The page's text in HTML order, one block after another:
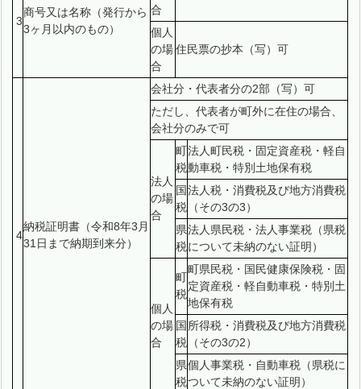
3
商号又は名称（発行から
3ヶ月以内のもの）
合
個人
の場
合
住民票の抄本（写）可
4
納税証明書（令和8年3月
31日まで納期到来分）
会社分・代表者分の2部（写）可
ただし、代表者が町外に在住の場合、
会社分のみで可
法人
の場
合
町
税
法人町民税・固定資産税・軽自
動車税・特別土地保有税
国
税
法人税・消費税及び地方消費税
（その3の3）
県
税
法人県民税・法人事業税（県税
について未納のない証明）
個人
の場
合
町
税
町県民税・国民健康保険税・固
定資産税・軽自動車税・特別土
地保有税
国
税
所得税・消費税及び地方消費税
（その3の2）
県
税
個人事業税・自動車税（県税に
ついて未納のない証明）